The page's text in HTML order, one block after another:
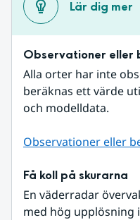
Lär dig mer
Observationer eller
Alla orter har inte
beräknas ett värde
och modelldata.
Observationer eller
Få koll på skurarna
En väderradar
med hög upplösning